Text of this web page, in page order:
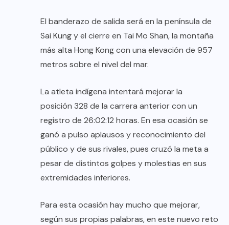
El banderazo de salida será en la península de
Sai Kung y el cierre en Tai Mo Shan, la montaña
más alta Hong Kong con una elevación de 957
metros sobre el nivel del mar.
La atleta indígena intentará mejorar la
posición 328 de la carrera anterior con un
registro de 26:02:12 horas. En esa ocasión se
ganó a pulso aplausos y reconocimiento del
público y de sus rivales, pues cruzó la meta a
pesar de distintos golpes y molestias en sus
extremidades inferiores.
Para esta ocasión hay mucho que mejorar,
según sus propias palabras, en este nuevo reto